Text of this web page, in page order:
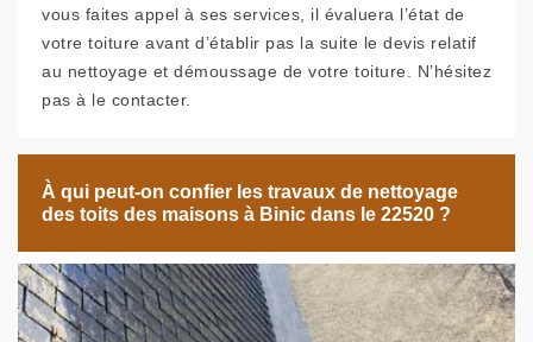
vous faites appel à ses services, il évaluera l’état de
votre toiture avant d’établir pas la suite le devis relatif
au nettoyage et démoussage de votre toiture. N’hésitez
pas à le contacter.
À qui peut-on confier les travaux de nettoyage
des toits des maisons à Binic dans le 22520 ?